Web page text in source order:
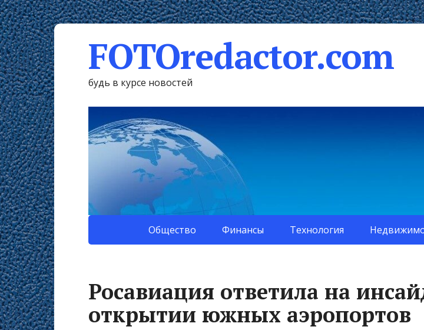
FOTOredactor.com
будь в курсе новостей
Общество Финансы Технология
Росавиация ответила на
открытии южных аэропортов